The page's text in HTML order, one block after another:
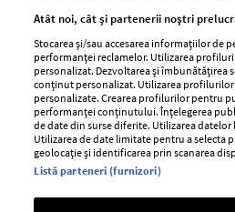
GSP
Unica
Baby
Retete
Pariază responsabil! Decizia
Jocurile de noroc sunt
Atât noi, cât și partenerii noștri
Stocarea și/sau accesarea informațiilor de
performanței reclamelor. Utilizarea
personalizat. Dezvoltarea și îmbunătățirea
conținut personalizat. Utilizarea
personalizate. Crearea profilurilor pentru
performanței conținutului. Înțelegerea
de date din surse diferite. Utilizarea
Utilizarea de date limitate pentru a selecta
geolocație și identificarea prin scanarea
Listă parteneri (furnizori)